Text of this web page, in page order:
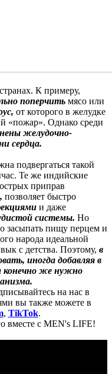
К примеру,
поперчить мясо или
от которого в желудке
«пожар». Однако среди
желудочно-
сердца.
подвергаться такой
Те же индийские
приправ
позволяет быстро
и даже
системы. Но
засыпать пищу перцем и
народа идеальной
с детства. Поэтому, в
иногда добавляя в
конечно же нужно
на нас в
вы также можете в
, TikTok.
вместе с MEN's LIFE!